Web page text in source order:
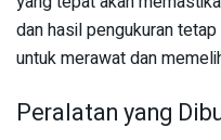
dan hasil pengukuran
untuk merawat dan
Peralatan yang